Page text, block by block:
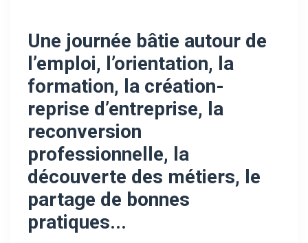
Une journée bâtie autour de
l’emploi, l’orientation, la
formation, la création-
reprise d’entreprise, la
reconversion
professionnelle, la
découverte des métiers, le
partage de bonnes
pratiques...